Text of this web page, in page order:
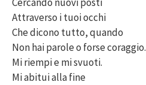
Attraverso i tuoi occhi
Che dicono tutto, quando
Non hai parole o forse coraggio.
Mi riempi e mi svuoti.
Mi abitui alla fine